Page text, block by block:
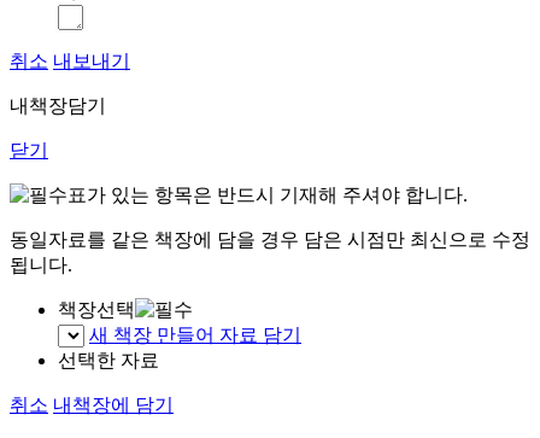
취소 내보내기
내책장담기
닫기
표가 있는 항목은 반드시 기재해 주셔야 합니다.
동일자료를 같은 책장에 담을 경우 담은 시점만 최신으로 수정
됩니다.
책장선택
새 책장 만들어 자료 담기
선택한 자료
취소 내책장에 담기